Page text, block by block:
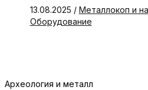
13.08.2025 / Металлокоп и
Оборудование
Археология и металл